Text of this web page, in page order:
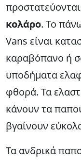
κολάρο. Το
Vans είναι
καραβόπανο ή
υποδήματα
φθορά. Τα
κάνουν τα
βγαίνουν
Τα ανδρικά